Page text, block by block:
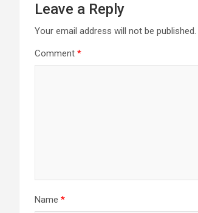
Leave a Reply
Your email address will not be published.
Comment *
Name *